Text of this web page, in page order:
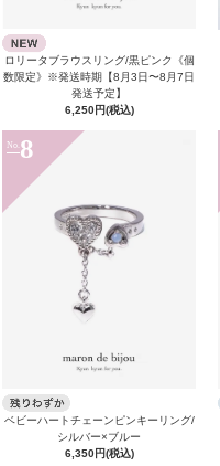
ロリータブラウスリング/黒ピンク《個
数限定》※発送時期【8月3日〜8月7日
発送予定】
6,250円(税込)
No. 8
ベビーハートチェーンピンキーリング/
シルバー×ブルー
6,350円(税込)